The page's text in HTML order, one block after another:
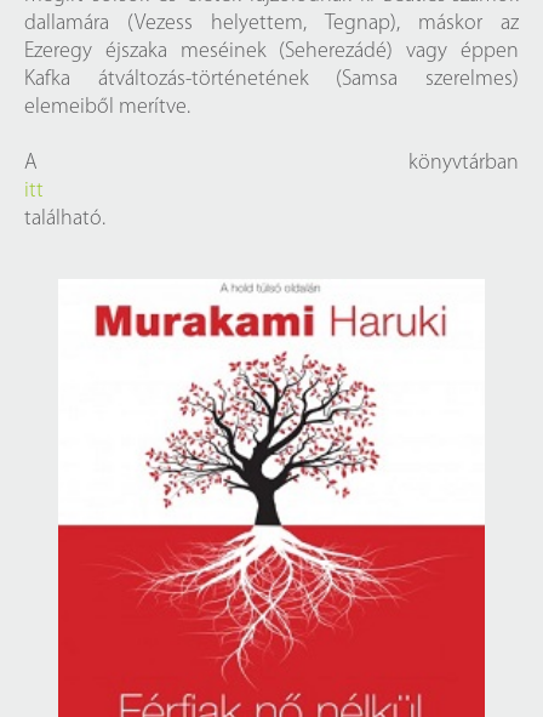
dallamára (Vezess helyettem, Tegnap), máskor az
Ezeregy éjszaka meséinek (Seherezádé) vagy éppen
Kafka átváltozás-történetének (Samsa szerelmes)
elemeiből merítve.
A könyvtárban
itt
található.